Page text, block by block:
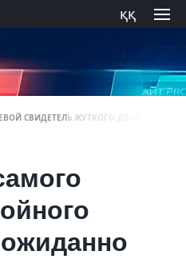
ққ
СВИДЕТЕЛЬ ЖУТКОГО ДВОЙНОГО